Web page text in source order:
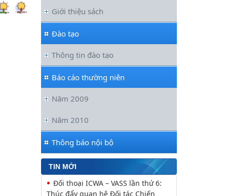
Giới thiệu sách
Đào tạo
Thông tin đào tạo
Báo cáo thường niên
Năm 2009
Năm 2010
Thông báo nội bộ
TIN MỚI
Đối thoại ICWA – VASS lần thứ 6:
Thúc đẩy quan hệ Đối tác Chiến